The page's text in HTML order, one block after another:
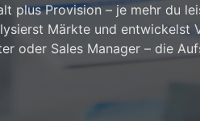
plus Provision – je mehr du
Märkte und entwickelst
oder Sales Manager – die